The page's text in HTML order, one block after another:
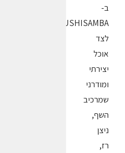
ב-
SUSHISAMBA
לצד
אוכל
יצירתי
ומודרני
שמרכיב
השף,
ניצן
רז,